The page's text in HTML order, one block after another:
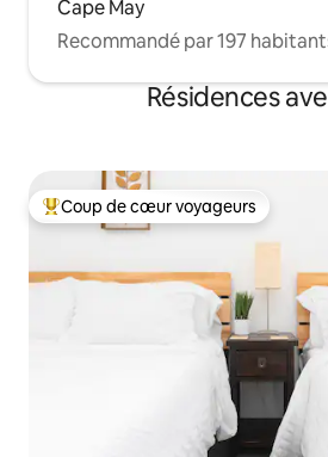
Cape May
Recommandé par 197
Résidences
Coups de cœur voyageurs les plus
Coup de cœur voyageurs